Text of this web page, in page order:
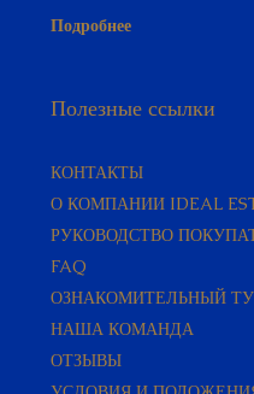
ОЗНАКОМИТЕЛЬНЫЙ ТУР